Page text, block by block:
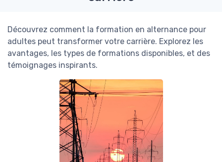
Découvrez comment la formation en alternance pour
adultes peut transformer votre carrière. Explorez les
avantages, les types de formations disponibles, et des
témoignages inspirants.